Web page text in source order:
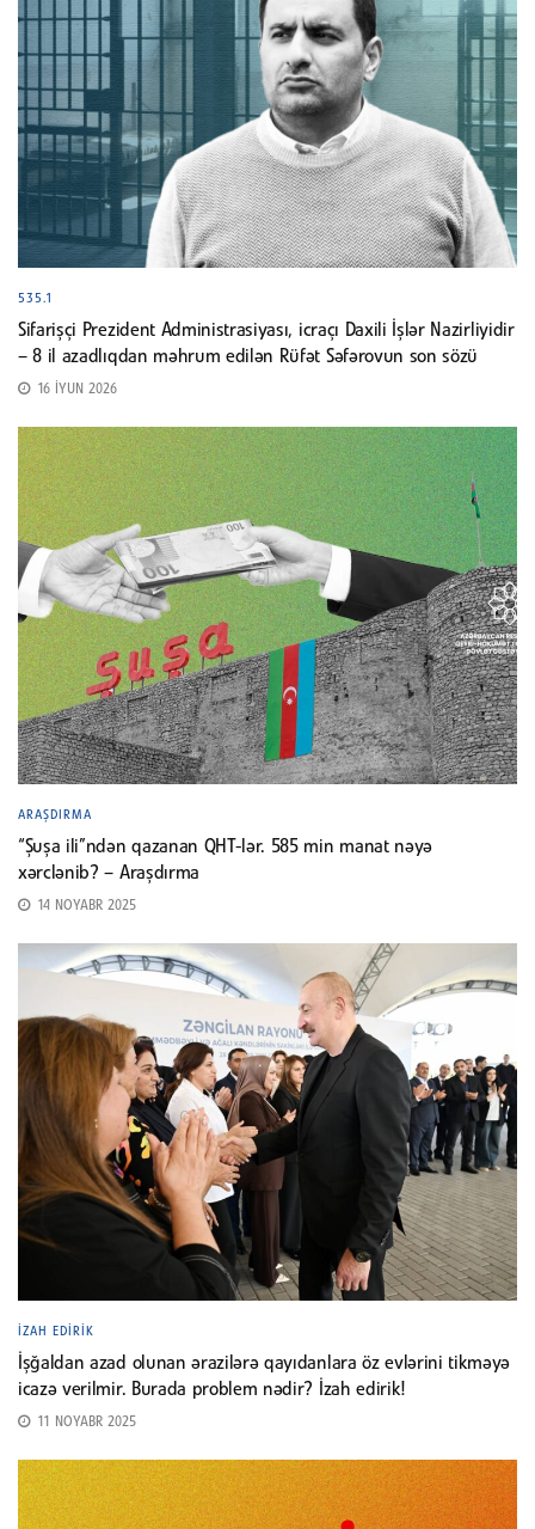
535.1
Sifarişçi Prezident Administrasiyası, icraçı Daxili İşlər Nazirliyidir
– 8 il azadlıqdan məhrum edilən Rüfət Səfərovun son sözü
16 İYUN 2026
ARAŞDIRMA
“Şuşa ili”ndən qazanan QHT-lər. 585 min manat nəyə
xərclənib? – Araşdırma
14 NOYABR 2025
İZAH EDIRIK
İşğaldan azad olunan ərazilərə qayıdanlara öz evlərini tikməyə
icazə verilmir. Burada problem nədir? İzah edirik!
11 NOYABR 2025